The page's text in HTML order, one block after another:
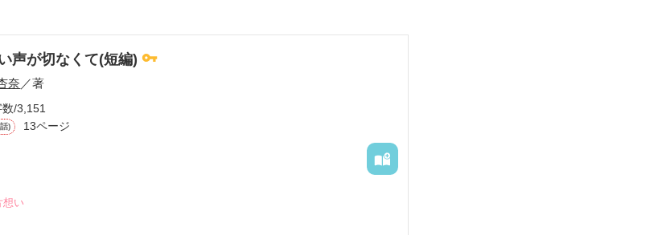
声が切なくて(短編)
奈／著
数/3,151
) 13ページ
想い